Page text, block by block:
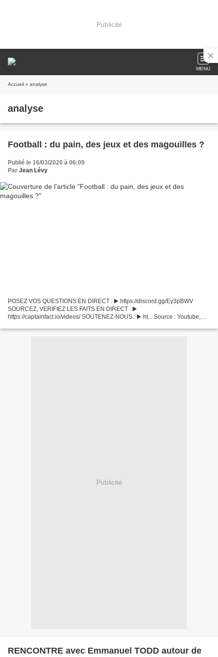
Publicité
MENU
Accueil » analyse
analyse
Football : du pain, des jeux et des magouilles ?
Publié le 16/03/2020 à 06:09
Par Jean Lévy
POSEZ VOS QUESTIONS EN DIRECT : ▶️ https://discord.gg/Ey3pBWV
SOURCEZ, VERIFIEZ LES FAITS EN DIRECT : ▶️
https://captainfact.io/videos/ SOUTENEZ-NOUS : ▶️ ht... Source : Youtube,
Publicité
RENCONTRE avec Emmanuel TODD autour de